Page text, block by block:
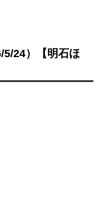
24）
【明石ほ